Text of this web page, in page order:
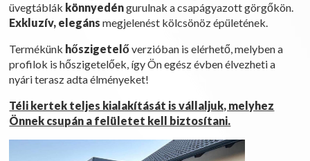
üvegtáblák könnyedéngurulnak a csapágyazott görgőkön.
Exkluzív, elegáns megjelenést kölcsönöz épületének.
Termékünk hőszigetelőverzióban is elérhető, melyben a
profilok is hőszigetelőek, így Ön egész évben élvezheti a
nyári terasz adta élményeket!
Téli kertek teljes kialakítását is vállaljuk, melyhez
Önnek csupán a felületet kell biztosítani.